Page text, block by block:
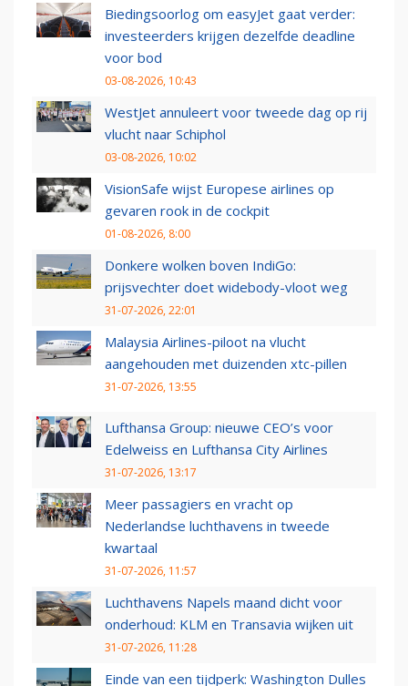
Biedingsoorlog om easyJet gaat verder:
investeerders krijgen dezelfde deadline
voor bod
03-08-2026, 10:43
WestJet annuleert voor tweede dag op rij
vlucht naar Schiphol
03-08-2026, 10:02
VisionSafe wijst Europese airlines op
gevaren rook in de cockpit
01-08-2026, 8:00
Donkere wolken boven IndiGo:
prijsvechter doet widebody-vloot weg
31-07-2026, 22:01
Malaysia Airlines-piloot na vlucht
aangehouden met duizenden xtc-pillen
31-07-2026, 13:55
Lufthansa Group: nieuwe CEO’s voor
Edelweiss en Lufthansa City Airlines
31-07-2026, 13:17
Meer passagiers en vracht op
Nederlandse luchthavens in tweede
kwartaal
31-07-2026, 11:57
Luchthavens Napels maand dicht voor
onderhoud: KLM en Transavia wijken uit
31-07-2026, 11:28
Einde van een tijdperk: Washington Dulles